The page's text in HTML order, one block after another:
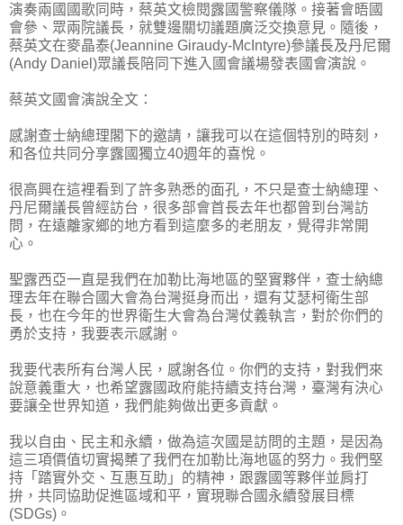
演奏兩國國歌同時，蔡英文檢閱露國警察儀隊。接著會晤國
會參、眾兩院議長，就雙邊關切議題廣泛交換意見。隨後，
蔡英文在麥晶泰(Jeannine Giraudy-McIntyre)參議長及丹尼爾
(Andy Daniel)眾議長陪同下進入國會議場發表國會演說。
蔡英文國會演說全文：
感謝查士納總理閣下的邀請，讓我可以在這個特別的時刻，
和各位共同分享露國獨立40週年的喜悅。
很高興在這裡看到了許多熟悉的面孔，不只是查士納總理、
丹尼爾議長曾經訪台，很多部會首長去年也都曾到台灣訪
問，在遠離家鄉的地方看到這麼多的老朋友，覺得非常開
心。
聖露西亞一直是我們在加勒比海地區的堅實夥伴，查士納總
理去年在聯合國大會為台灣挺身而出，還有艾瑟柯衛生部
長，也在今年的世界衛生大會為台灣仗義執言，對於你們的
勇於支持，我要表示感謝。
我要代表所有台灣人民，感謝各位。你們的支持，對我們來
說意義重大，也希望露國政府能持續支持台灣，臺灣有決心
要讓全世界知道，我們能夠做出更多貢獻。
我以自由、民主和永續，做為這次國是訪問的主題，是因為
這三項價值切實揭櫫了我們在加勒比海地區的努力。我們堅
持「踏實外交、互惠互助」的精神，跟露國等夥伴並肩打
拚，共同協助促進區域和平，實現聯合國永續發展目標
(SDGs)。